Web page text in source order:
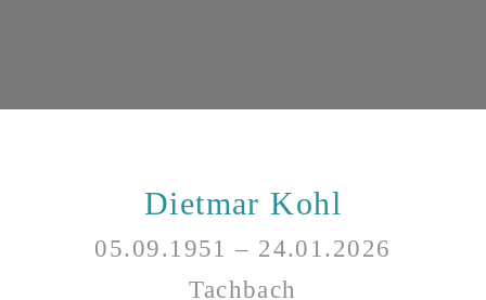
Dietmar Kohl
05.09.1951 – 24.01.2026
Tachbach